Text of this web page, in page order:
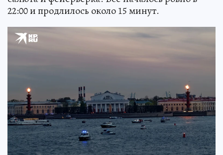
22:00 и продлилось около 15 минут.